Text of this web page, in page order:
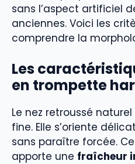
sans l’aspect artificiel
anciennes. Voici les
comprendre la
Les
en trompette
Le nez retroussé
fine. Elle s’oriente
sans paraître forcée.
apporte une fraîcheur